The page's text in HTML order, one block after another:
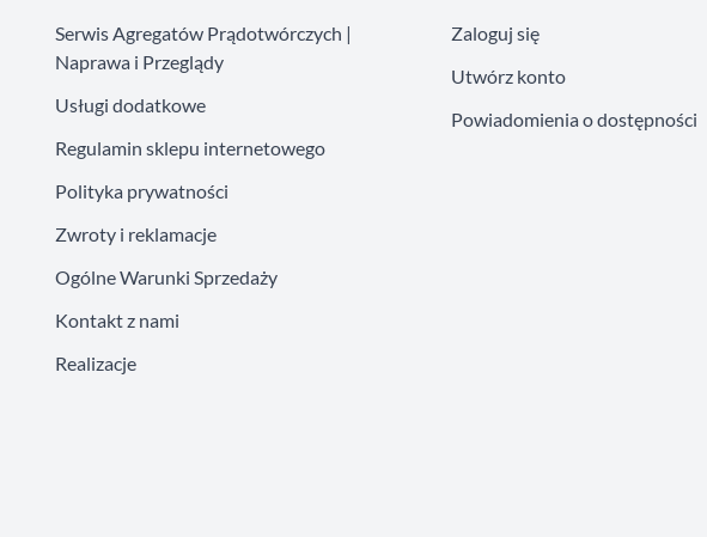
Serwis Agregatów Prądotwórczych |
Naprawa i Przeglądy
Usługi dodatkowe
Regulamin sklepu internetowego
Polityka prywatności
Zwroty i reklamacje
Ogólne Warunki Sprzedaży
Kontakt z nami
Realizacje
Zaloguj się
Utwórz konto
Powiadomienia o dostępności